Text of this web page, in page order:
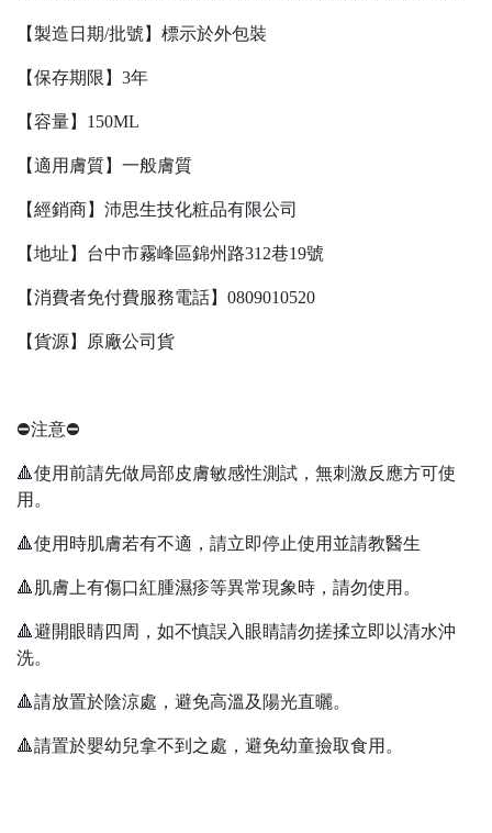
【製造日期/批號】標示於外包裝
【保存期限】3年
【容量】150ML
【適用膚質】一般膚質
【經銷商】沛思生技化粧品有限公司
【地址】台中市霧峰區錦州路312巷19號
【消費者免付費服務電話】0809010520
【貨源】原廠公司貨
⛔注意⛔
🔺使用前請先做局部皮膚敏感性測試，無刺激反應方可使
用。
🔺使用時肌膚若有不適，請立即停止使用並請教醫生
🔺肌膚上有傷口紅腫濕疹等異常現象時，請勿使用。
🔺避開眼睛四周，如不慎誤入眼睛請勿搓揉立即以清水沖
洗。
🔺請放置於陰涼處，避免高溫及陽光直曬。
🔺請置於嬰幼兒拿不到之處，避免幼童撿取食用。